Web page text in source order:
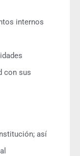
internos
con sus
así